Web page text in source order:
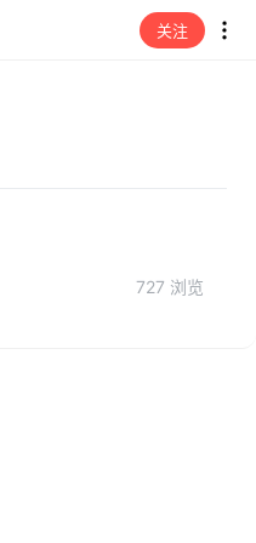
关注
727 浏览